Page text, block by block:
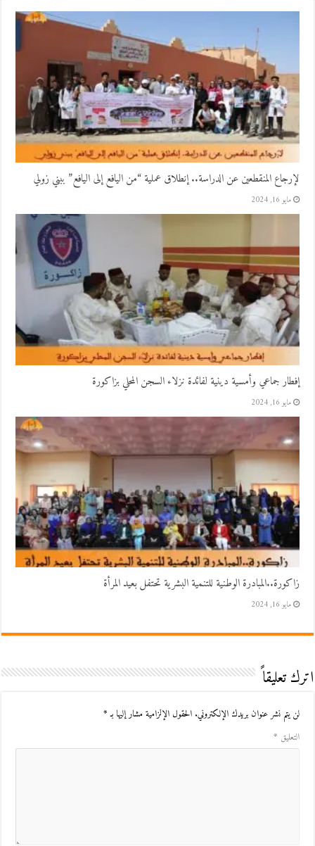
لإرجاع المنقطعين عن الدراسة.. إنطلاق عملية “من اليافع إلى اليافع” ببني زولي
مايو 16, 2024
إفطار جماعي وأمسية دينية لفائدة نزلاء السجن المحلي بزاكورة
مايو 16, 2024
زاكورة..المبادرة الوطنية للتنمية البشرية تحتفل بعيد المرأة
مايو 16, 2024
اترك تعليقاً
لن يتم نشر عنوان بريدك الإلكتروني. الحقول الإلزامية مشار إليها بـ*
التعليق *